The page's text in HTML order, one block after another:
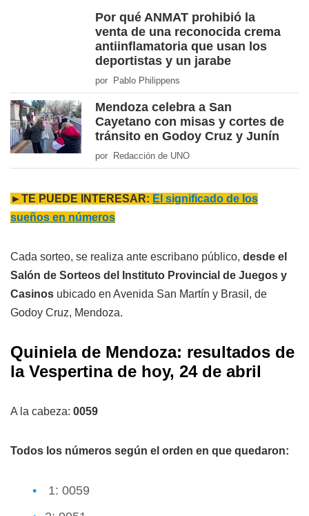
Por qué ANMAT prohibió la
venta de una reconocida crema
antiinflamatoria que usan los
deportistas y un jarabe
por Pablo Philippens
Mendoza celebra a San
Cayetano con misas y cortes de
tránsito en Godoy Cruz y Junín
por Redacción de UNO
►TE PUEDE INTERESAR: El significado de los
sueños en números
Cada sorteo, se realiza ante escribano público, desde el
Salón de Sorteos del Instituto Provincial de Juegos y
Casinos ubicado en Avenida San Martín y Brasil, de
Godoy Cruz, Mendoza.
Quiniela de Mendoza: resultados de
la Vespertina de hoy, 24 de abril
A la cabeza: 0059
Todos los números según el orden en que quedaron:
1: 0059